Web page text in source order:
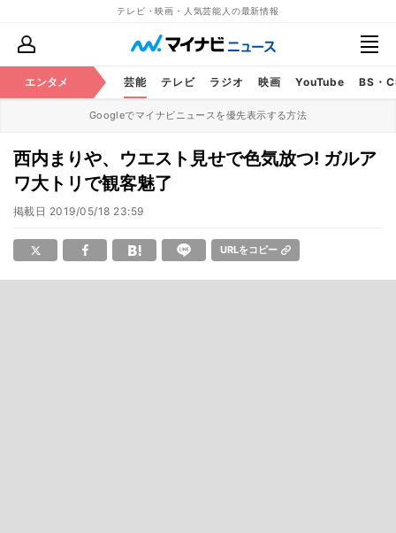
テレビ・映画・人気芸能人の最新情報
エンタメ 芸能 テレビ ラジオ 映画 YouTube BS・
Googleでマイナビニュースを優先表示する方法
西内まりや、ウエスト見せで色気放つ! ガルア
ワ大トリで観客魅了
掲載日 2019/05/18 23:59
URLをコピー